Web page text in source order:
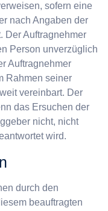
sofern eine
nach Angaben der
Der Auftragnehmer
Person unverzüglich
Auftragnehmer
Rahmen seiner
vereinbart. Der
das Ersuchen der
nicht, nicht
wird.
durch den
beauftragten